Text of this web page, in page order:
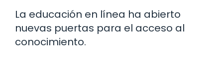
La educación en línea ha abierto
nuevas puertas para el acceso al
conocimiento.